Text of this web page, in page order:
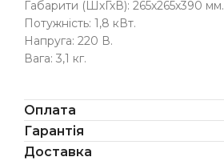
Габарити (ШхГхВ): 265х265х390 мм.
Потужність: 1,8 кВт.
Напруга: 220 В.
Вага: 3,1 кг.
Оплата
Гарантія
Доставка